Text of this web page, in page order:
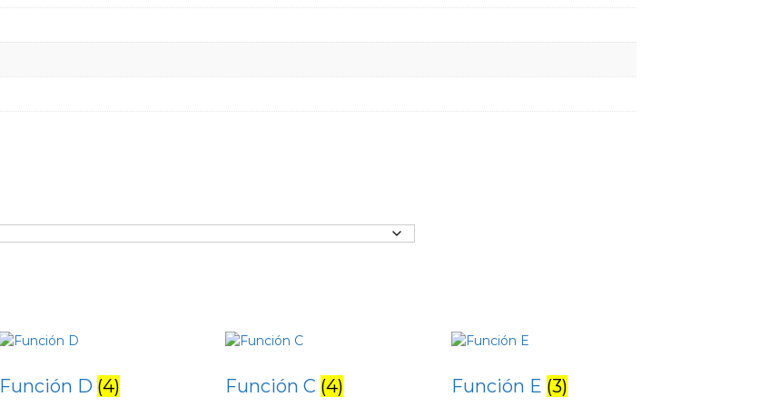
Función D (4) Función C (4) Función E (3)